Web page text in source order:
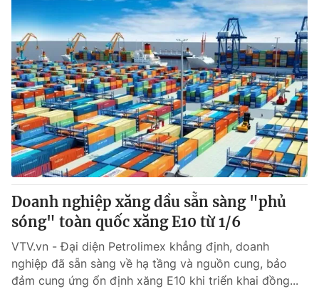
Ðiện thoại Thời báo VTV:024.66 897 897
Email:toasoan@vtv.vn
Liên hệ quảng cáo:024-7300.7108
® Cấm sao chép dưới mọi hình thức nếu không có sự chấp
thuận bằng văn bản. Ghi rõ nguồn VTV.vn khi phát hành lại
thông tin từ website này.
Doanh nghiệp xăng dầu sẵn sàng "phủ
sóng" toàn quốc xăng E10 từ 1/6
VTV.vn - Đại diện Petrolimex khẳng định, doanh
nghiệp đã sẵn sàng về hạ tầng và nguồn cung, bảo
đảm cung ứng ổn định xăng E10 khi triển khai đồng...